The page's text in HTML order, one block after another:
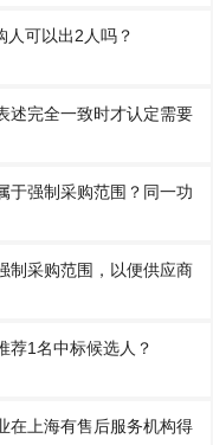
人可以出2人吗？
述完全一致时才认定需要
于强制采购范围？同一功
制采购范围，以便供应商
荐1名中标候选人？
在上海有售后服务机构得